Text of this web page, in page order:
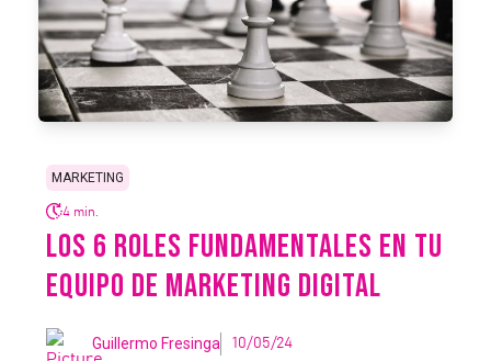
MARKETING
4 min.
LOS 6 ROLES FUNDAMENTALES EN TU
EQUIPO DE MARKETING DIGITAL
Guillermo Fresinga 10/05/24